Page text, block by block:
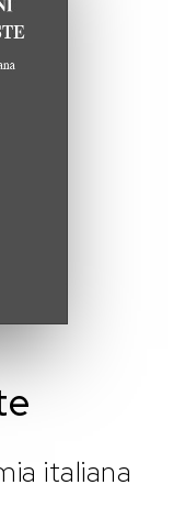
italiana